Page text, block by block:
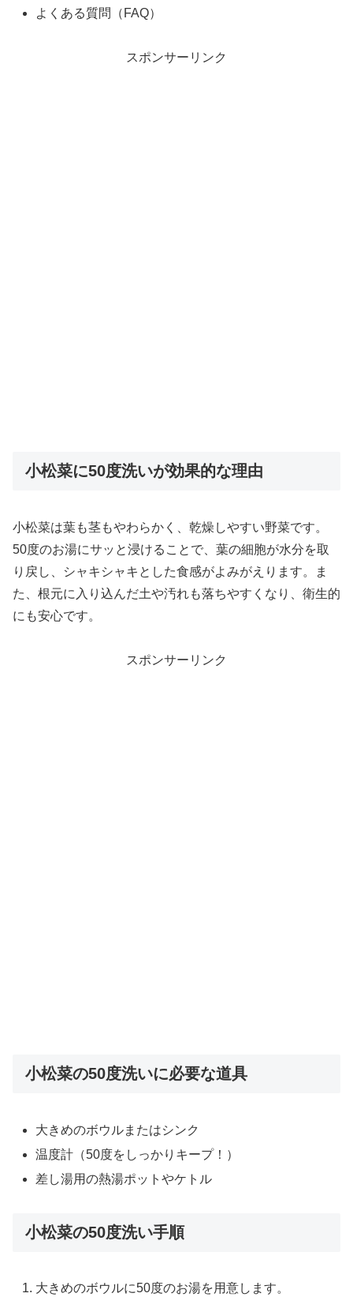
よくある質問（FAQ）
スポンサーリンク
小松菜に50度洗いが効果的な理由
小松菜は葉も茎もやわらかく、乾燥しやすい野菜です。
50度のお湯にサッと浸けることで、葉の細胞が水分を取
り戻し、シャキシャキとした食感がよみがえります。ま
た、根元に入り込んだ土や汚れも落ちやすくなり、衛生的
にも安心です。
スポンサーリンク
小松菜の50度洗いに必要な道具
大きめのボウルまたはシンク
温度計（50度をしっかりキープ！）
差し湯用の熱湯ポットやケトル
小松菜の50度洗い手順
大きめのボウルに50度のお湯を用意します。